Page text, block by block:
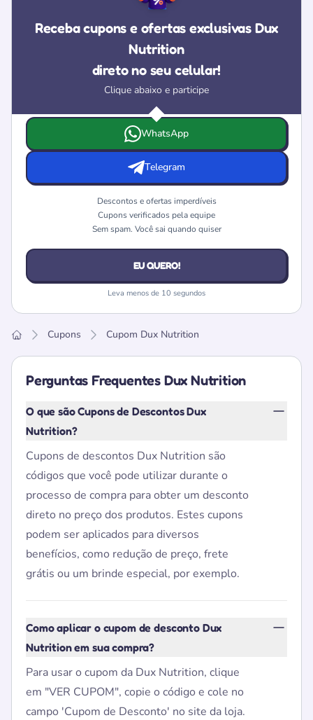
Receba cupons e ofertas exclusivas Dux
Nutrition
direto no seu celular!
Clique abaixo e participe
Escolha onde deseja receber as ofertas e cupons da
WhatsApp
Telegram
Descontos e ofertas imperdíveis
Cupons verificados pela equipe
Sem spam. Você sai quando quiser
EU QUERO!
Leva menos de 10 segundos
Cupons Cupom Dux Nutrition
Perguntas Frequentes Dux Nutrition
O que são Cupons de Descontos Dux
Nutrition?
Cupons de descontos Dux Nutrition são
códigos que você pode utilizar durante o
processo de compra para obter um desconto
direto no preço dos produtos. Estes cupons
podem ser aplicados para diversos
benefícios, como redução de preço, frete
grátis ou um brinde especial, por exemplo.
Como aplicar o cupom de desconto Dux
Nutrition em sua compra?
Para usar o cupom da Dux Nutrition, clique
em "VER CUPOM", copie o código e cole no
campo 'Cupom de Desconto' no site da loja.